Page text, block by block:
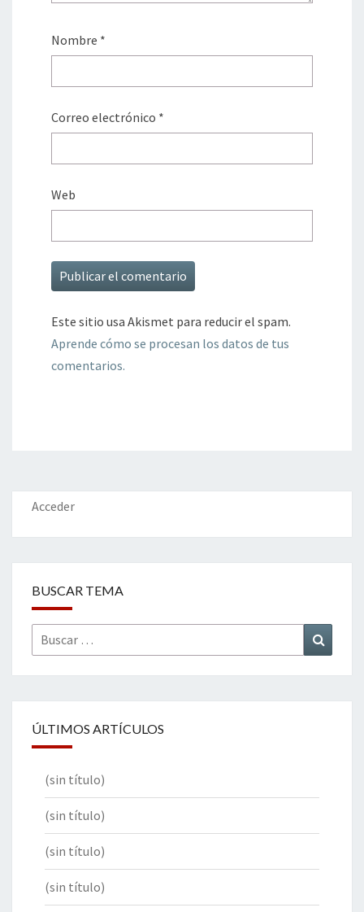
Nombre *
Correo electrónico *
Web
Este sitio usa Akismet para reducir el spam.
Aprende cómo se procesan los datos de tus
comentarios.
Acceder
BUSCAR TEMA
Buscar
por:
ÚLTIMOS ARTÍCULOS
(sin título)
(sin título)
(sin título)
(sin título)